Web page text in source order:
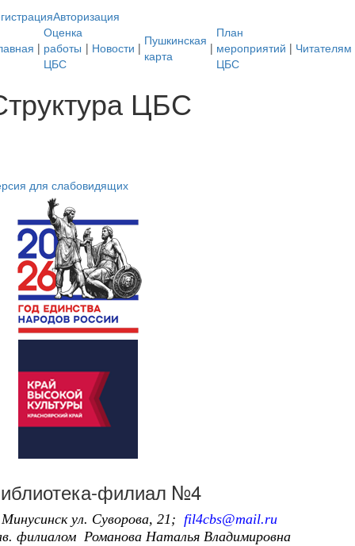
Авторизация
|
Оценка
работы
ЦБС
| Новости | Пушкинская
карта
|
План
мероприятий
ЦБС
| Читателям
ЦБС
для слабовидящих
филиал №4
ул. Суворова, 21; fil4cbs@mail.ru
филиалом Романова Наталья Владимировна